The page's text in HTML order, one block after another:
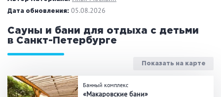
Финская сауна
На дровах
Загородный отдых
Премиум бани
Дата обновления: 05.08.2026
Сауны и бани для отдыха с детьми
в Санкт-Петербурге
Показать на карте
Банный комплекс
«Макаровские бани»